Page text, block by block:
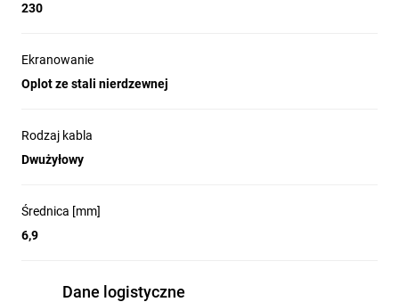
230
Ekranowanie
Oplot ze stali nierdzewnej
Rodzaj kabla
Dwużyłowy
Średnica [mm]
6,9
Dane logistyczne